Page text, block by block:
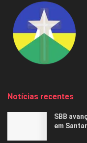
Notícias recentes
SBB
em